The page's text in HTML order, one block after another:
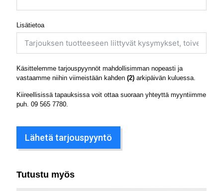
Lisätietoa
Käsittelemme tarjouspyynnöt mahdollisimman nopeasti ja
vastaamme niihin viimeistään kahden (2) arkipäivän kuluessa.
Kiireellisissä tapauksissa voit ottaa suoraan yhteyttä myyntiimme
puh. 09 565 7780
Lähetä tarjouspyyntö
Tutustu myös